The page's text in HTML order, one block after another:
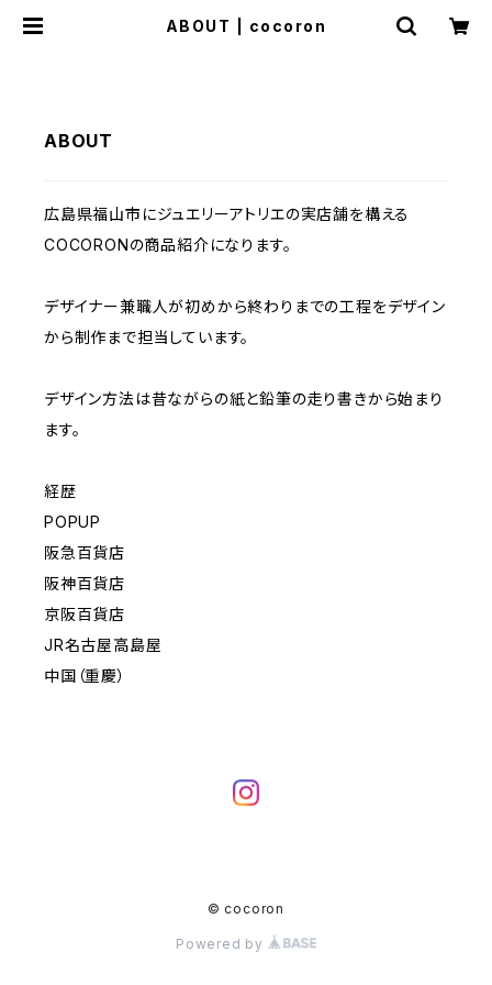
ABOUT | cocoron
ABOUT
広島県福山市にジュエリーアトリエの実店舗を構える
COCORONの商品紹介になります。
デザイナー兼職人が初めから終わりまでの工程をデザイン
から制作まで担当しています。
デザイン方法は昔ながらの紙と鉛筆の走り書きから始まり
ます。
経歴
POPUP
阪急百貨店
阪神百貨店
京阪百貨店
JR名古屋高島屋
中国（重慶）
© cocoron
Powered by